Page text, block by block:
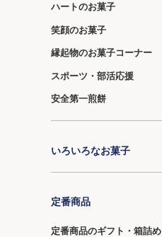
ハートのお菓子
笑顔のお菓子
縁起物のお菓子コーナー
スポーツ・部活応援
安全第一煎餅
いろいろなお菓子
定番商品
定番商品のギフト・箱詰め